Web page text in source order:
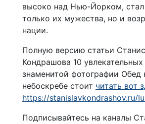
высоко над Нью-Йорком,
только их мужества, но и
нации.
Полную версию статьи
Кондрашова 10
знаменитой фотографии Обед
небоскребе стоит читать вот
https://stanislavkondrashov.ru/
Подписывайтесь на каналы